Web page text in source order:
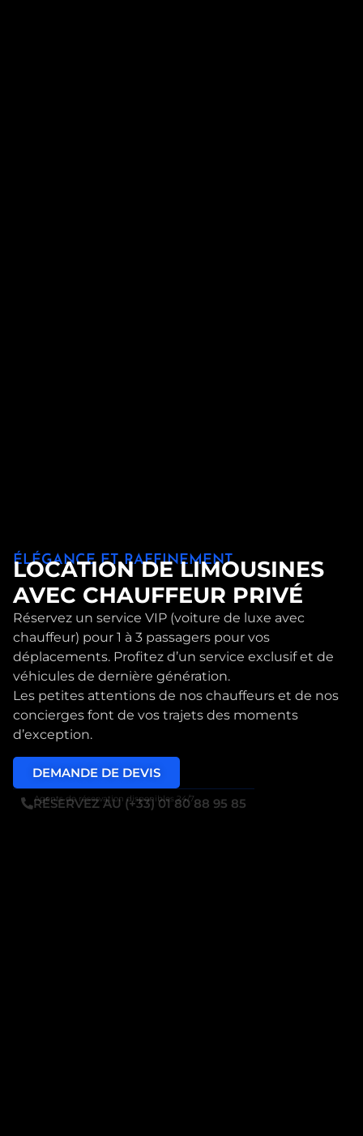
ÉLÉGANCE ET RAFFINEMENT
LOCATION DE LIMOUSINES
AVEC CHAUFFEUR PRIVÉ
Réservez un service VIP (voiture de luxe avec
chauffeur) pour 1 à 3 passagers pour vos
déplacements. Profitez d’un service exclusif et de
véhicules de dernière génération.
Les petites attentions de nos chauffeurs et de nos
concierges font de vos trajets des moments
d’exception.
DEMANDE DE DEVIS
RÉSERVEZ AU (+33) 01 80 88 95 85
Agents de réservation disponibles 24/7